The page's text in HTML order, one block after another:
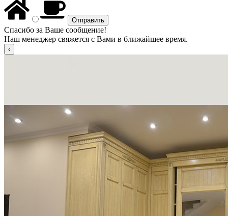
Спасибо за Ваше сообщение!
Наш менеджер свяжется с Вами в ближайшее время.